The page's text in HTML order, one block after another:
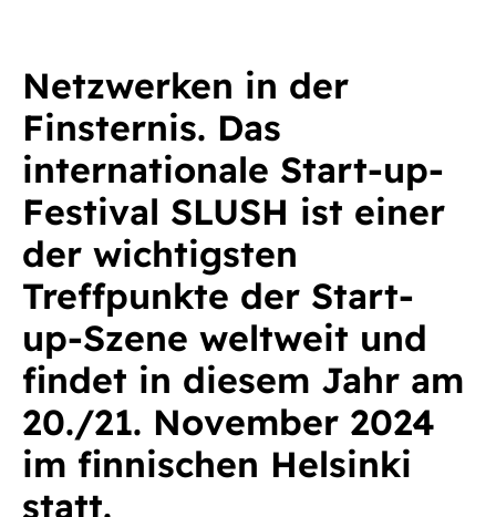
Netzwerken in der
Finsternis. Das
internationale Start-up-
Festival SLUSH ist einer
der wichtigsten
Treffpunkte der Start-
up-Szene weltweit und
findet in diesem Jahr am
20./21. November 2024
im finnischen Helsinki
statt.